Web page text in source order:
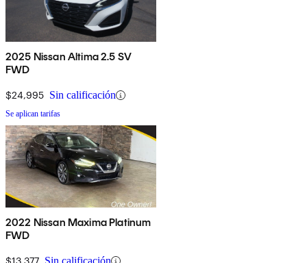
2025 Nissan Altima 2.5 SV
FWD
$24,995 Sin calificación
Se aplican tarifas
2022 Nissan Maxima Platinum
FWD
$13,377 Sin calificación